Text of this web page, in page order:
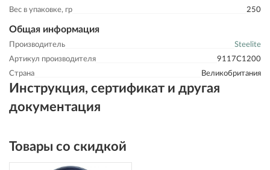
Вес в упаковке, гр 250
Общая информация
Производитель
Steelite
Артикул производителя
9117C1200
Страна
Великобритания
Инструкция, сертификат и другая
документация
Товары со скидкой